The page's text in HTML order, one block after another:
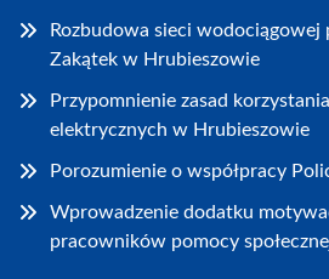
Rozbudowa sieci wodociągowej
Zakątek w Hrubieszowie
Przypomnienie zasad
elektrycznych w Hrubieszowie
Porozumienie o współpracy
Wprowadzenie dodatku
pracowników pomocy